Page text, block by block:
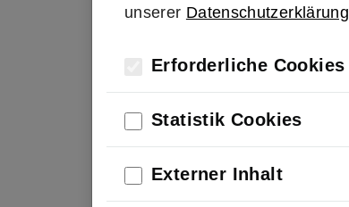
unserer Datenschutzerklärung
Erforderliche Cookies
Statistik Cookies
Externer Inhalt